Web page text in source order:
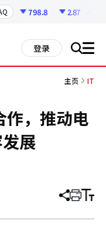
798.8 2.87
登录 搜 all
主页 IT
作，推动电
展
分
章
打 调
小